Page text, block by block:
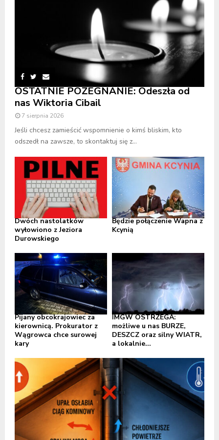
OSTATNIE POŻEGNANIE: Odeszła od
nas Wiktoria Cibail
7 sierpnia 2026
Jeśli chcesz zamieścić wspomnienie o kimś bliskim, kto
odszedł na zawsze, to skontaktuj się z...
Dwóch nastolatków
wyłowiono z Jeziora
Durowskiego
Będzie połączenie Wapna z
Kcynią
Pijany obcokrajowiec za
kierownicą. Prokurator z
Wągrowca chce surowej
kary
IMGW OSTRZEGA:
możliwe u nas BURZE,
DESZCZ oraz silny WIATR,
a lokalnie...